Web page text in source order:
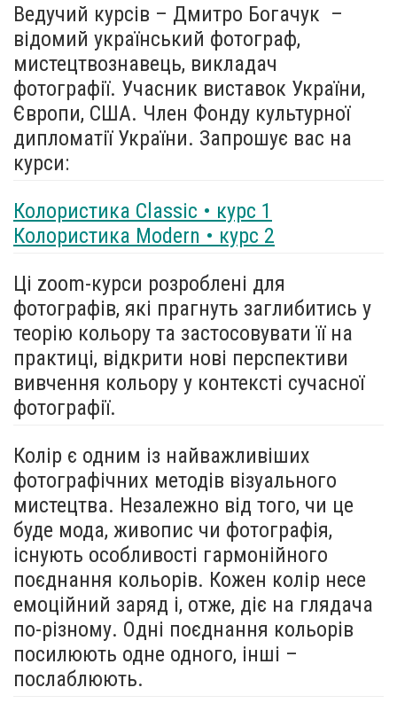
Ведучий курсів – Дмитро Богачук –
відомий український фотограф,
мистецтвознавець, викладач
фотографії. Учасник виставок України,
Європи, США. Член Фонду культурної
дипломатії України. Запрошує вас на
курси:
Колористика Classic • курс 1
Колористика Modern • курс 2
Ці zoom-курси розроблені для
фотографів, які прагнуть заглибитись у
теорію кольору та застосовувати її на
практиці, відкрити нові перспективи
вивчення кольору у контексті сучасної
фотографії.
Колір є одним із найважливіших
фотографічних методів візуального
мистецтва. Незалежно від того, чи це
буде мода, живопис чи фотографія,
існують особливості гармонійного
поєднання кольорів. Кожен колір несе
емоційний заряд і, отже, діє на глядача
по-різному. Одні поєднання кольорів
посилюють одне одного, інші –
послаблюють.